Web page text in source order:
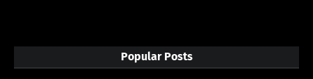
Popular Posts